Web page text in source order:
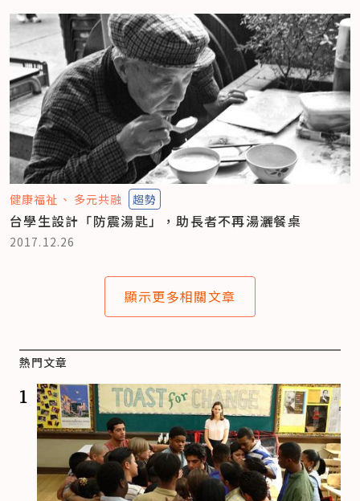
健康福祉 多元共融 趨勢
台學生設計「防震湯匙」，助長者不再湯灑餐桌
2017.12.26
顯示更多相關文章
熱門文章
1